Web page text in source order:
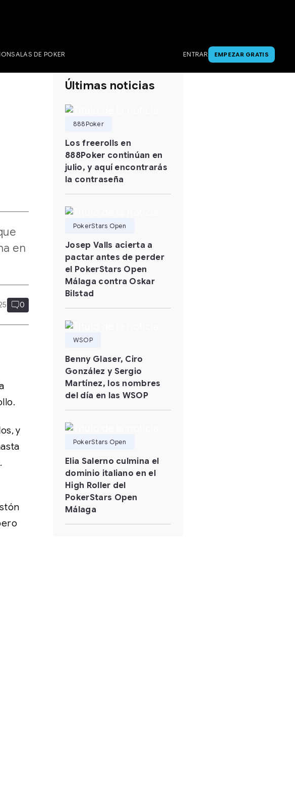
SALAS DE POKER ENTRAR EMPEZAR GRATIS
en
0
y
Últimas noticias
888Poker
Los freerolls en
888Poker continúan en
julio, y aquí encontrarás
la contraseña
PokerStars Open
Josep Valls acierta a
pactar antes de perder
el PokerStars Open
Málaga contra Oskar
Bilstad
WSOP
Benny Glaser, Ciro
González y Sergio
Martínez, los nombres
del día en las WSOP
PokerStars Open
Elia Salerno culmina el
dominio italiano en el
High Roller del
PokerStars Open
Málaga